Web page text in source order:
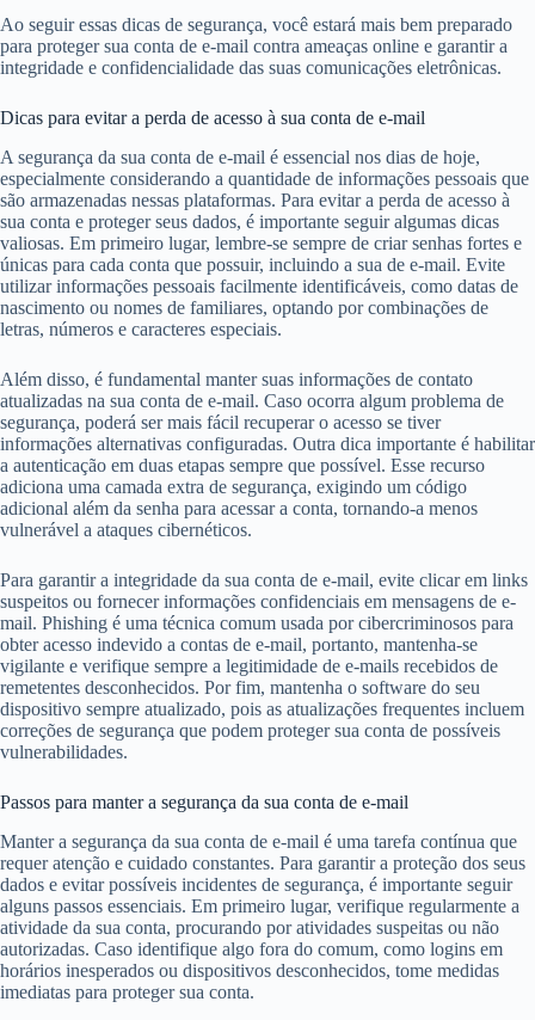
Ao seguir essas dicas de segurança, você estará mais bem preparado
para proteger sua conta de e-mail contra ameaças online e garantir a
integridade e confidencialidade das suas comunicações eletrônicas.
Dicas para evitar a perda de acesso à sua conta de e-mail
A segurança da sua conta de e-mail é essencial nos dias de hoje,
especialmente considerando a quantidade de informações pessoais que
são armazenadas nessas plataformas. Para evitar a perda de acesso à
sua conta e proteger seus dados, é importante seguir algumas dicas
valiosas. Em primeiro lugar, lembre-se sempre de criar senhas fortes e
únicas para cada conta que possuir, incluindo a sua de e-mail. Evite
utilizar informações pessoais facilmente identificáveis, como datas de
nascimento ou nomes de familiares, optando por combinações de
letras, números e caracteres especiais.
Além disso, é fundamental manter suas informações de contato
atualizadas na sua conta de e-mail. Caso ocorra algum problema de
segurança, poderá ser mais fácil recuperar o acesso se tiver
informações alternativas configuradas. Outra dica importante é habilitar
a autenticação em duas etapas sempre que possível. Esse recurso
adiciona uma camada extra de segurança, exigindo um código
adicional além da senha para acessar a conta, tornando-a menos
vulnerável a ataques cibernéticos.
Para garantir a integridade da sua conta de e-mail, evite clicar em links
suspeitos ou fornecer informações confidenciais em mensagens de e-
mail. Phishing é uma técnica comum usada por cibercriminosos para
obter acesso indevido a contas de e-mail, portanto, mantenha-se
vigilante e verifique sempre a legitimidade de e-mails recebidos de
remetentes desconhecidos. Por fim, mantenha o software do seu
dispositivo sempre atualizado, pois as atualizações frequentes incluem
correções de segurança que podem proteger sua conta de possíveis
vulnerabilidades.
Passos para manter a segurança da sua conta de e-mail
Manter a segurança da sua conta de e-mail é uma tarefa contínua que
requer atenção e cuidado constantes. Para garantir a proteção dos seus
dados e evitar possíveis incidentes de segurança, é importante seguir
alguns passos essenciais. Em primeiro lugar, verifique regularmente a
atividade da sua conta, procurando por atividades suspeitas ou não
autorizadas. Caso identifique algo fora do comum, como logins em
horários inesperados ou dispositivos desconhecidos, tome medidas
imediatas para proteger sua conta.